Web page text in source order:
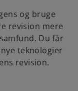
og bruge
revision mere
Du får
teknologier
revision.